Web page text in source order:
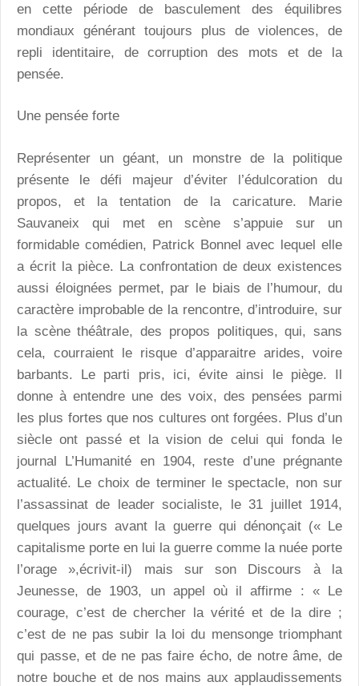
en cette période de basculement des équilibres
mondiaux générant toujours plus de violences, de
repli identitaire, de corruption des mots et de la
pensée.
Une pensée forte
Représenter un géant, un monstre de la politique
présente le défi majeur d’éviter l’édulcoration du
propos, et la tentation de la caricature. Marie
Sauvaneix qui met en scène s’appuie sur un
formidable comédien, Patrick Bonnel avec lequel elle
a écrit la pièce. La confrontation de deux existences
aussi éloignées permet, par le biais de l’humour, du
caractère improbable de la rencontre, d’introduire, sur
la scène théâtrale, des propos politiques, qui, sans
cela, courraient le risque d’apparaitre arides, voire
barbants. Le parti pris, ici, évite ainsi le piège. Il
donne à entendre une des voix, des pensées parmi
les plus fortes que nos cultures ont forgées. Plus d’un
siècle ont passé et la vision de celui qui fonda le
journal L’Humanité en 1904, reste d’une prégnante
actualité. Le choix de terminer le spectacle, non sur
l’assassinat de leader socialiste, le 31 juillet 1914,
quelques jours avant la guerre qui dénonçait (« Le
capitalisme porte en lui la guerre comme la nuée porte
l’orage »,écrivit-il) mais sur son Discours à la
Jeunesse, de 1903, un appel où il affirme : « Le
courage, c’est de chercher la vérité et de la dire ;
c’est de ne pas subir la loi du mensonge triomphant
qui passe, et de ne pas faire écho, de notre âme, de
notre bouche et de nos mains aux applaudissements